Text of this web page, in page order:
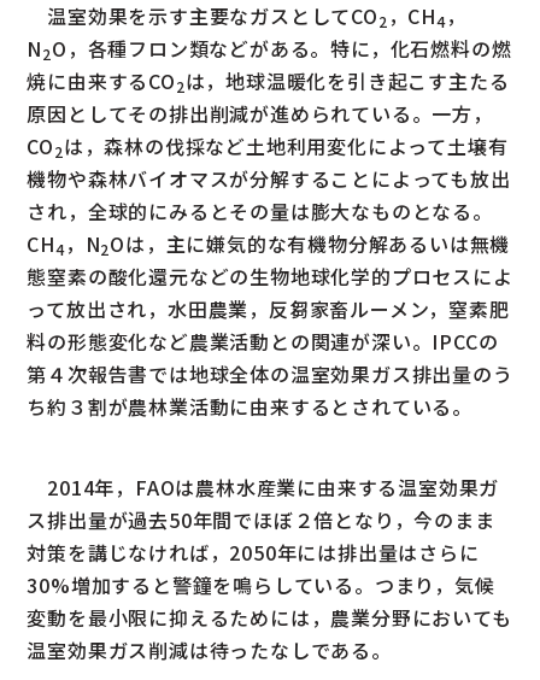
温室効果を示す主要なガスとしてCO2 ，CH4，
N2O，各種フロン類などがある。特に，化石燃料の燃
焼に由来するCO2は，地球温暖化を引き起こす主たる
原因としてその排出削減が進められている。一方，
CO2は，森林の伐採など土地利用変化によって土壌有
機物や森林バイオマスが分解することによっても放出
され，全球的にみるとその量は膨大なものとなる。
CH4，N2Oは，主に嫌気的な有機物分解あるいは無機
態窒素の酸化還元などの生物地球化学的プロセスによ
って放出され，水田農業，反芻家畜ルーメン，窒素肥
料の形態変化など農業活動との関連が深い。IPCCの
第４次報告書では地球全体の温室効果ガス排出量のう
ち約３割が農林業活動に由来するとされている。
2014年，FAOは農林水産業に由来する温室効果ガ
ス排出量が過去50年間でほぼ２倍となり，今のまま
対策を講じなければ，2050年には排出量はさらに
30%増加すると警鐘を鳴らしている。つまり，気候
変動を最小限に抑えるためには，農業分野においても
温室効果ガス削減は待ったなしである。